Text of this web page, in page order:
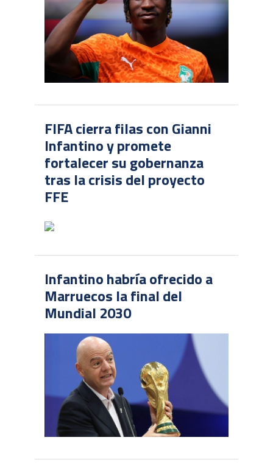
FIFA cierra filas con Gianni
Infantino y promete
fortalecer su gobernanza
tras la crisis del proyecto
FFE
Infantino habría ofrecido a
Marruecos la final del
Mundial 2030